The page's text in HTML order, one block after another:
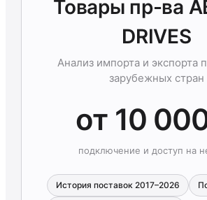
Товары пр-ва
DRIVES
Анализ импорта и экспорта
зарубежных стран
от 10
подключение и доступ на
История поставок 2017–2026